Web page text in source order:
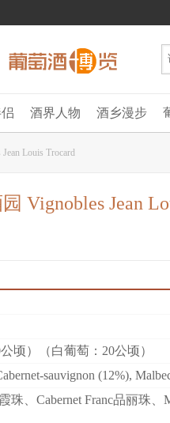
酒界人物 酒乡漫步
Louis Trocard
Vignobles Jean
顷）（白葡萄：20公顷）
sauvignon (12%),
珠 Cabernet Franc品丽珠